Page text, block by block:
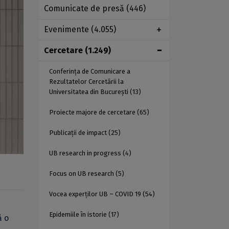
o
Comunicate de presă (446)
Evenimente (4.055)
Cercetare (1.249)
Conferința de Comunicare a
Rezultatelor Cercetării la
Universitatea din București (13)
Proiecte majore de cercetare (65)
Publicații de impact (25)
UB research in progress (4)
Focus on UB research (5)
Vocea experților UB – COVID 19 (54)
Epidemiile în istorie (17)